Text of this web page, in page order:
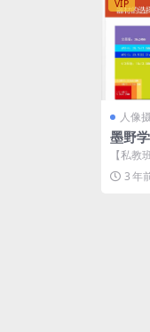
VIP
人像
墨野
【私
3 年